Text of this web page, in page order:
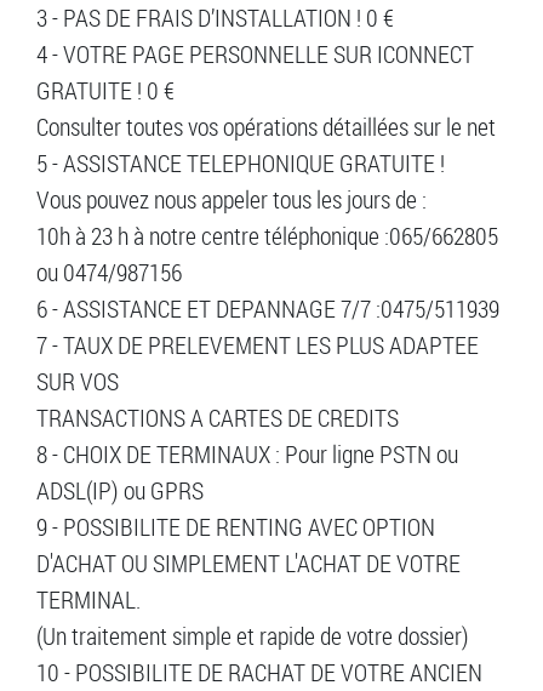
3 - PAS DE FRAIS D’INSTALLATION ! 0 €
4 - VOTRE PAGE PERSONNELLE SUR ICONNECT
GRATUITE ! 0 €
Consulter toutes vos opérations détaillées sur le net
5 - ASSISTANCE TELEPHONIQUE GRATUITE !
Vous pouvez nous appeler tous les jours de :
10h à 23 h à notre centre téléphonique :065/662805
ou 0474/987156
6 - ASSISTANCE ET DEPANNAGE 7/7 :0475/511939
7 - TAUX DE PRELEVEMENT LES PLUS ADAPTEE
SUR VOS
TRANSACTIONS A CARTES DE CREDITS
8 - CHOIX DE TERMINAUX : Pour ligne PSTN ou
ADSL(IP) ou GPRS
9 - POSSIBILITE DE RENTING AVEC OPTION
D'ACHAT OU SIMPLEMENT L'ACHAT DE VOTRE
TERMINAL.
(Un traitement simple et rapide de votre dossier)
10 - POSSIBILITE DE RACHAT DE VOTRE ANCIEN